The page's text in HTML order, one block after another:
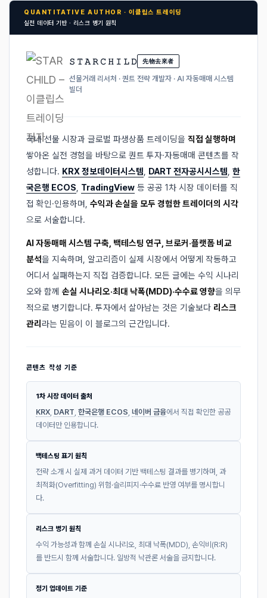
QUANTITATIVE AUTHOR · 이클립스 트레이딩
실전 데이터 기반 · 리스크 병기 원칙
𝚂 𝚃 𝙰 𝚁 𝙲 𝙷 𝙸 𝙻 𝙳 先物去來者
선물거래 리서처 · 퀀트 전략 개발자 · AI 자동매매 시스템
빌더
국내 선물 시장과 글로벌 파생상품 트레이딩을 직접 실행하며
쌓아온 실전 경험을 바탕으로 퀀트 투자·자동매매 콘텐츠를 작
성합니다. KRX 정보데이터시스템, DART 전자공시시스템, 한
국은행 ECOS, TradingView 등 공공 1차 시장 데이터를 직
접 확인·인용하며, 수익과 손실을 모두 경험한 트레이더의 시각
으로 서술합니다.
AI 자동매매 시스템 구축, 백테스팅 연구, 브로커·플랫폼 비교
분석을 지속하며, 알고리즘이 실제 시장에서 어떻게 작동하고
어디서 실패하는지 직접 검증합니다. 모든 글에는 수익 시나리
오와 함께 손실 시나리오·최대 낙폭(MDD)·수수료 영향을 의무
적으로 병기합니다. 투자에서 살아남는 것은 기술보다 리스크
관리 라는 믿음이 이 블로그의 근간입니다.
콘텐츠 작성 기준
1차 시장 데이터 출처
KRX DART 한국은행 ECOS 네이버 금융에서 직접 확인한 공공
데이터만 인용합니다.
백테스팅 표기 원칙
전략 소개 시 실제 과거 데이터 기반 백테스팅 결과를 병기하며, 과
최적화(Overfitting) 위험·슬리피지·수수료 반영 여부를 명시합니
다.
리스크 병기 원칙
수익 가능성과 함께 손실 시나리오, 최대 낙폭(MDD), 손익비(R:R)
를 반드시 함께 서술합니다. 일방적 낙관론 서술을 금지합니다.
정기 업데이트 기준